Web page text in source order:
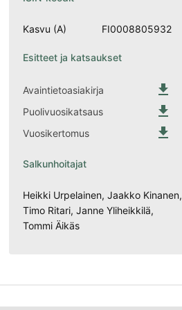
Kasvu (A) FI0008805932
Esitteet ja katsaukset
Avaintietoasiakirja 
Puolivuosikatsaus 
Vuosikertomus 
Salkunhoitajat
Heikki Urpelainen, Jaakko Kinanen,
Timo Ritari, Janne Yliheikkilä,
Tommi Äikäs